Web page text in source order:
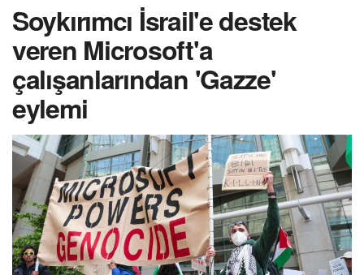
Soykırımcı İsrail'e destek
veren Microsoft'a
çalışanlarından 'Gazze'
eylemi